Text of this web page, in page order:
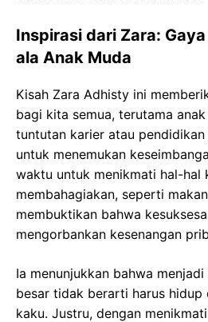
Inspirasi dari Zara:
ala Anak Muda
Kisah Zara Adhisty ini
bagi kita semua, terutama
tuntutan karier atau
untuk menemukan
waktu untuk menikmati hal-hal
membahagiakan, seperti
membuktikan bahwa
mengorbankan kesenangan
Ia menunjukkan bahwa
besar tidak berarti harus hidup
kaku. Justru, dengan